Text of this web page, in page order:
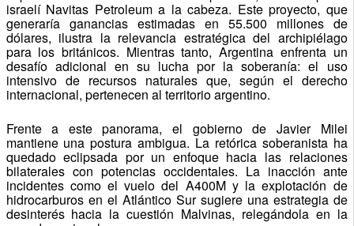
israelí Navitas Petroleum a la cabeza. Este proyecto, que
generaría ganancias estimadas en 55.500 millones de
dólares, ilustra la relevancia estratégica del archipiélago
para los británicos. Mientras tanto, Argentina enfrenta un
desafío adicional en su lucha por la soberanía: el uso
intensivo de recursos naturales que, según el derecho
internacional, pertenecen al territorio argentino.
Frente a este panorama, el gobierno de Javier Milei
mantiene una postura ambigua. La retórica soberanista ha
quedado eclipsada por un enfoque hacia las relaciones
bilaterales con potencias occidentales. La inacción ante
incidentes como el vuelo del A400M y la explotación de
hidrocarburos en el Atlántico Sur sugiere una estrategia de
desinterés hacia la cuestión Malvinas, relegándola en la